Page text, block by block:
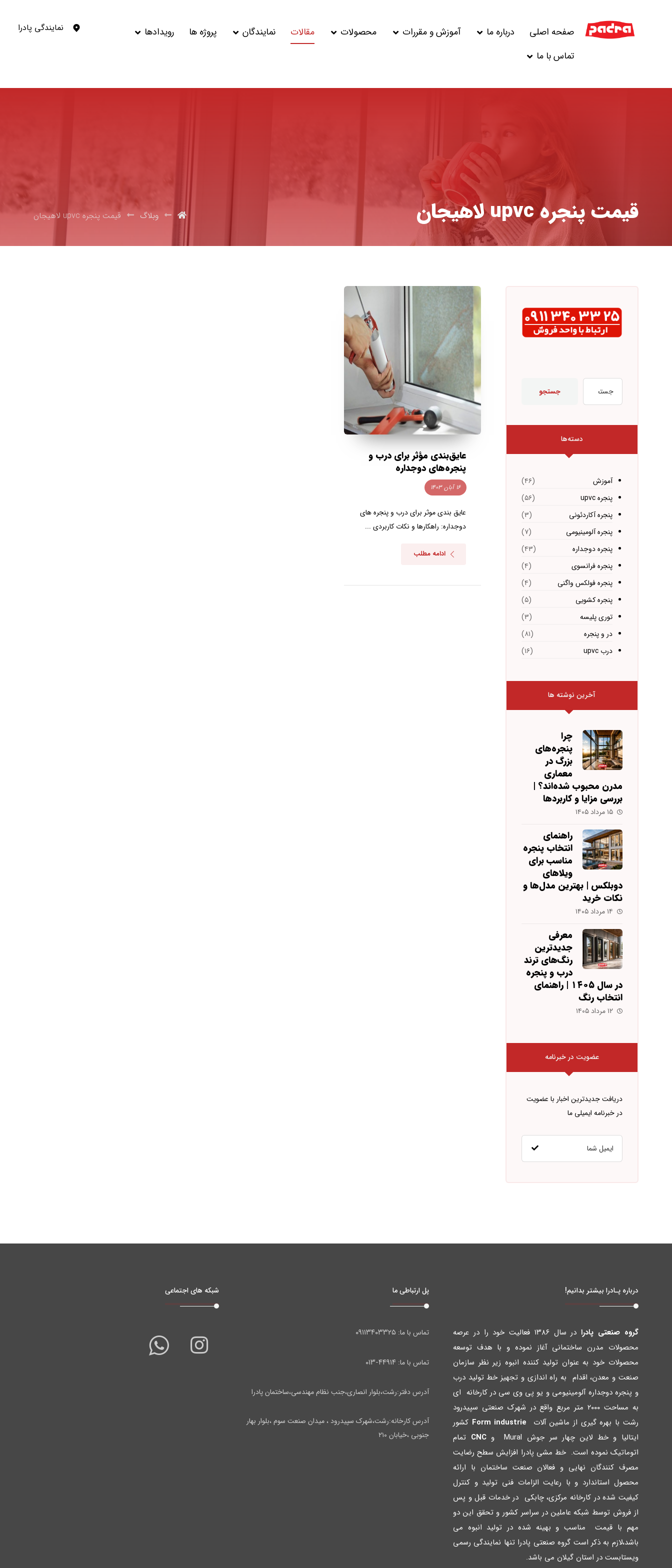
صفحه اصلی درباره ما آموزش و مقررات محصولات مقالات نمایندگان پروژه ها
رویدادها
تماس با ما
نمایندگی پادرا
قیمت پنجره upvc لاهیجان وبلاگ قیمت پنجره upvc لاهیجان
عایق‌بندی مؤثر برای درب و
پنجره‌های دوجداره
۱۶ آبان ۱۴۰۳
عایق بندی موثر برای درب و پنجره های
دوجداره: راهکارها و نکات کاربردی ...
ادامه مطلب
جستجو
دسته‌ها
آموزش
(۴۶)
پنجره upvc
(۵۶)
پنجره آکاردئونی
(۳)
پنجره آلومینیومی
(۷)
پنجره دوجداره
(۴۳)
پنجره فرانسوی
(۴)
پنجره فولکس واگنی
(۴)
پنجره کشویی
(۵)
توری پلیسه
(۳)
در و پنجره
(۸۱)
درب upvc
(۱۶)
آخرین نوشته ها
چرا
پنجره‌های
بزرگ در
معماری
مدرن محبوب شده‌اند؟ |
بررسی مزایا و کاربردها
۱۵ مرداد ۱۴۰۵
راهنمای
انتخاب پنجره
مناسب برای
ویلاهای
دوبلکس | بهترین مدل‌ها و
نکات خرید
۱۴ مرداد ۱۴۰۵
معرفی
جدیدترین
رنگ‌های ترند
درب و پنجره
در سال ۱۴۰۵ | راهنمای
انتخاب رنگ
۱۲ مرداد ۱۴۰۵
عضویت در خبرنامه
دریافت جدیدترین اخبار با عضویت
در خبرنامه ایمیلی ما
درباره پـادرا بیشتر بدانیم!
گروه صنعتی پادرا
در سال ۱۳۸۶ فعالیت خود را در عرصه
محصولات مدرن ساختمانی آغاز نموده و با هدف توسعه
محصولات خود به عنوان تولید کننده انبوه زیر نظر سازمان
صنعت و معدن، اقدام به راه اندازي و تجهیز خط تولید درب
و پنجره دوجداره آلومینیومی و یو پی وي سی در کارخانه اي
به مساحت ۲۰۰۰ متر مربع واقع در شهرك صنعتی سپیدرود
رشت با بهره گیري از ماشین آلات Form industrie کشور
ایتالیا و خط لاین چهار سر جوش Mural و
CNC تمام
اتوماتیک نموده است. خط مشی پادرا افزایش سطح رضایت
مصرف کنندگان نهایی و فعالان صنعت ساختمان با ارائه
محصول استاندارد و با رعایت الزامات فنی تولید و کنترل
کیفیت شده در کارخانه مرکزي، چابکی در خدمات قبل و پس
از فروش توسط شبکه عاملین در سراسر کشور و تحقق این دو
مهم با قیمت مناسب و بهینه شده در تولید انبوه می
باشد،لازم به ذکر است گروه صنعتی پادرا تنها نمایندگی رسمی
ویستابست در استان گیلان می باشد.
پل ارتباطی ما
تماس با ما:۰۹۱۱۳۴۰۳۳۲۵
تماس با ما: ۴۴۹۱۴-۰۱۳
آدرس دفتر:رشت،بلوار انصاری،جنب نظام مهندسی،ساختمان پادرا
آدرس کارخانه:رشت،شهرک سپیدرود ، میدان صنعت سوم ،بلوار بهار
جنوبی ،خیابان ۲۱۰
شبکه های اجتماعی